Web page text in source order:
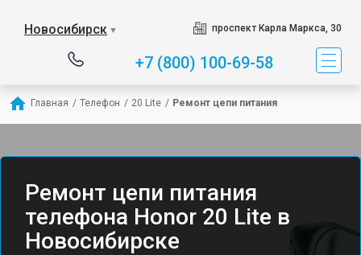
Новосибирск ▼ проспект Карла Маркса, 30
+7 (800) 100-69-58
Главная / Телефон / 20 Lite / Ремонт цепи питания
Ремонт цепи питания
телефона Honor 20 Lite в
Новосибирске